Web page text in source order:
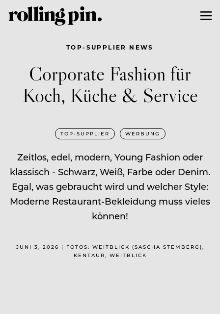
TOP-SUPPLIER NEWS
Corporate Fashion für
Koch, Küche & Service
TOP-SUPPLIER WERBUNG
Zeitlos, edel, modern, Young Fashion oder
klassisch - Schwarz, Weiß, Farbe oder Denim.
Egal, was gebraucht wird und welcher Style:
Moderne Restaurant-Bekleidung muss vieles
können!
JUNI 3, 2026 | FOTOS: WEITBLICK (SASCHA STEMBERG),
KENTAUR, WEITBLICK